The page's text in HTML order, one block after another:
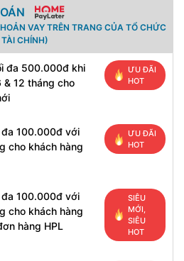
VAY TRÊN TRANG CỦA TỔ CHỨC
TÀI CHÍNH)
đa 500.000đ khi
& 12 tháng cho
ƯU ĐÃI
HOT
đa 100.000đ với
cho khách hàng
ƯU ĐÃI
HOT
đa 100.000đ với
cho khách hàng
hàng HPL
SIÊU
MỚI,
SIÊU
HOT